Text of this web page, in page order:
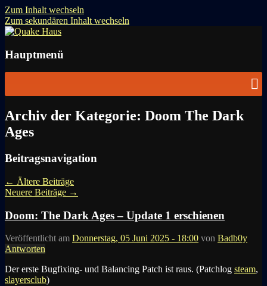
Zum Inhalt wechseln
Zum sekundären Inhalt wechseln
Quake Haus
Hauptmenü
Archiv der Kategorie: Doom The Dark
Ages
Beitragsnavigation
← Ältere Beiträge
Neuere Beiträge →
Doom: The Dark Ages – Update 1 erschienen
Veröffentlicht am Donnerstag, 05 Juni 2025 - 18:00 von Badb0y
Antworten
Der erste Bugfixing- und Balancing Patch ist raus. (Patchlog steam,
slayersclub)